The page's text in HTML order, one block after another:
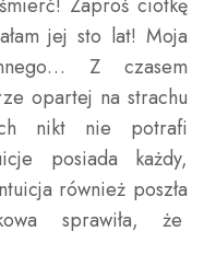
jej sto lat! Moja
Z czasem
opartej na strachu
nikt nie potrafi
posiada każdy,
również poszła
sprawiła, że